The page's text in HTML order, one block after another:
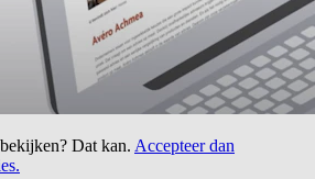
Dat kan. Accepteer dan